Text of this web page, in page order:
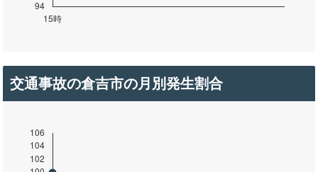
交通事故の倉吉市の月別発生割合